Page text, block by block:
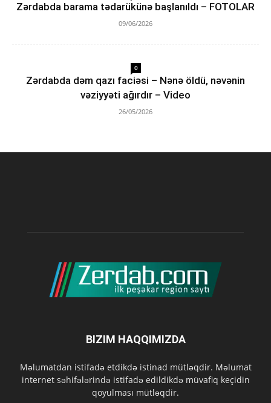
Zərdabda barama tədarükünə başlanıldı – FOTOLAR
09/06/2026
0
Zərdabda dəm qazı faciəsi – Nənə öldü, nəvənin
vəziyyəti ağırdır – Video
26/05/2026
BIZIM HAQQIMIZDA
Məlumatdan istifadə etdikdə istinad mütləqdir. Məlumat
internet səhifələrində istifadə edildikdə müvafiq keçidin
qoyulması mütləqdir.